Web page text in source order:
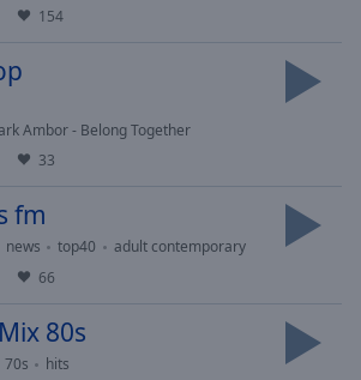
154
Ambor - Belong Together
33
fm
news top40
adult contemporary
66
80s
70s
hits